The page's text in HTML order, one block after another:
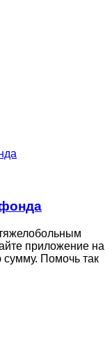
приложение на
Помочь так